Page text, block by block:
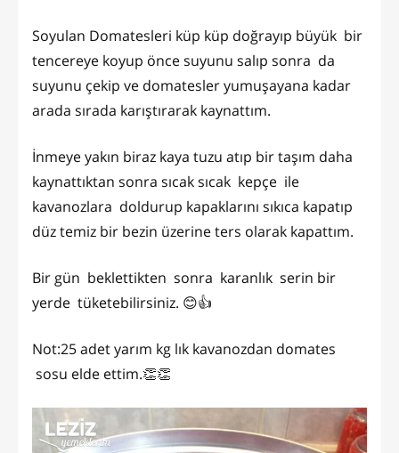
Soyulan Domatesleri küp küp doğrayıp büyük bir
tencereye koyup önce suyunu salıp sonra da
suyunu çekip ve domatesler yumuşayana kadar
arada sırada karıştırarak kaynattım.
İnmeye yakın biraz kaya tuzu atıp bir taşım daha
kaynattıktan sonra sıcak sıcak kepçe ile
kavanozlara doldurup kapaklarını sıkıca kapatıp
düz temiz bir bezin üzerine ters olarak kapattım.
Bir gün beklettikten sonra karanlık serin bir
yerde tüketebilirsiniz. 😊👍
Not:25 adet yarım kg lık kavanozdan domates
sosu elde ettim.👏👏